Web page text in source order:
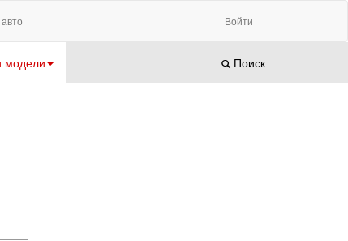
Войти
модели Поиск